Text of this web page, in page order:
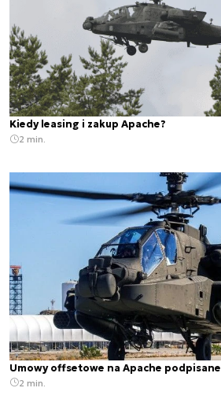
Kiedy leasing i zakup Apache?
2 min.
Umowy offsetowe na Apache podpisane
2 min.